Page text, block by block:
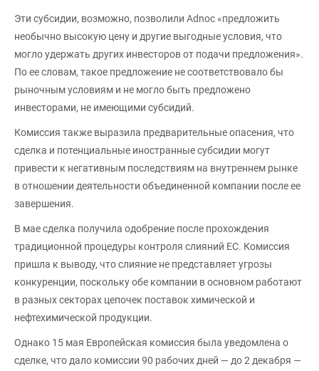
Эти субсидии, возможно, позволили Adnoc «предложить
необычно высокую цену и другие выгодные условия, что
могло удержать других инвесторов от подачи предложения».
По ее словам, такое предложение не соответствовало бы
рыночным условиям и не могло быть предложено
инвесторами, не имеющими субсидий.
Комиссия также выразила предварительные опасения, что
сделка и потенциальные иностранные субсидии могут
привести к негативным последствиям на внутреннем рынке
в отношении деятельности объединенной компании после ее
завершения.
В мае сделка получила одобрение после прохождения
традиционной процедуры контроля слияний ЕС. Комиссия
пришла к выводу, что слияние не представляет угрозы
конкуренции, поскольку обе компании в основном работают
в разных секторах цепочек поставок химической и
нефтехимической продукции.
Однако 15 мая Европейская комиссия была уведомлена о
сделке, что дало комиссии 90 рабочих дней — до 2 декабря —